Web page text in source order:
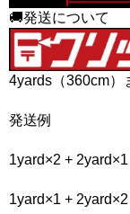
🚚発送について
4yards（360cm）
発送例
1yard×2 +
1yard×1 +